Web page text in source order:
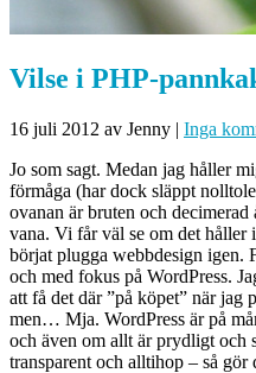
Vilse i PHP-
16 juli 2012 av Jenny | Inga
Jo som sagt. Medan jag håller
förmåga (har dock släppt
ovanan är bruten och
vana. Vi får väl se om det håller
börjat plugga webbdesign igen.
och med fokus på WordPress.
att få det där ”på köpet” när jag
men… Mja. WordPress är på
och även om allt är prydligt och
transparent och alltihop – så